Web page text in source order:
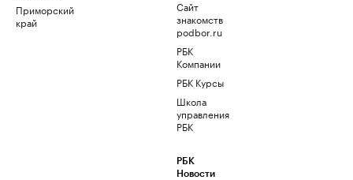
Приморский
край
Сайт
знакомств
podbor.ru
РБК
Компании
РБК Курсы
Школа
управления
РБК
РБК
Новости